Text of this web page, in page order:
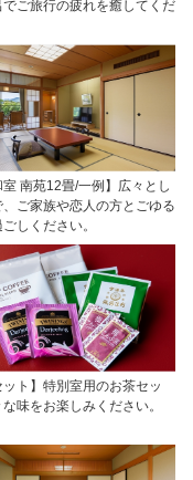
でご旅行の疲れを癒してくだ
室 南苑12畳/一例】広々とし
ご家族や恋人の方とごゆる
しください。
ット】特別室用のお茶セッ
な味をお楽しみください。